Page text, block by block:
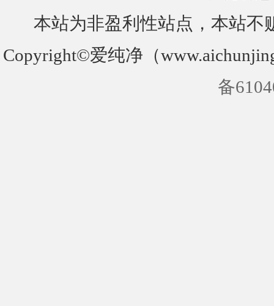
本站为非盈利性站点，本站不
Copyright©爱纯净（
备